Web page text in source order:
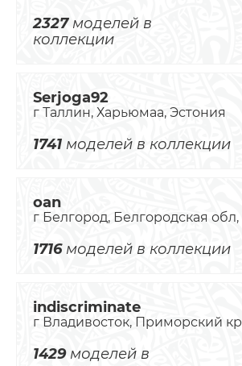
2327моделей в
коллекции
Serjoga92
г Таллин, Харьюмаа, Эстония
1741 моделей в коллекции
oan
г Белгород, Белгородская обл,
1716моделей в коллекции
indiscriminate
г Владивосток, Приморский
1429моделей в